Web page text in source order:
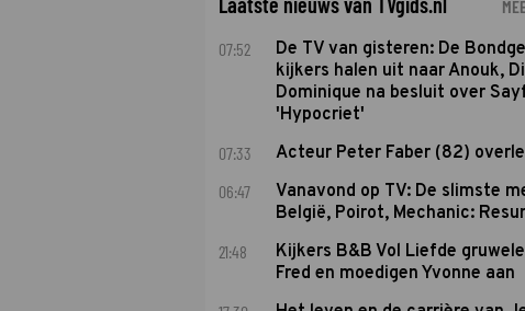
07:52
De TV van gisteren: De
kijkers halen uit naar Anouk,
Dominique na besluit over
'Hypocriet'
07:33 Acteur Peter Faber (82)
06:47
Vanavond op TV: De slimste
België, Poirot, Mechanic:
21:48
Kijkers B&B Vol Liefde
Fred en moedigen Yvonne aan